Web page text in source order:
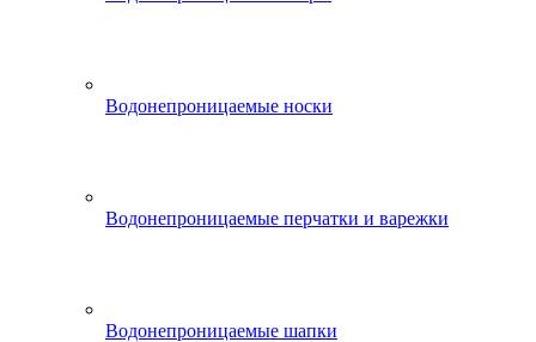
Водонепроницаемые носки
Водонепроницаемые перчатки и варежки
Водонепроницаемые шапки